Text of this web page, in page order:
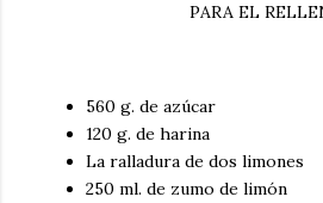
PARA EL
560 g. de azúcar
120 g. de harina
La ralladura de dos limones
250 ml. de zumo de limón